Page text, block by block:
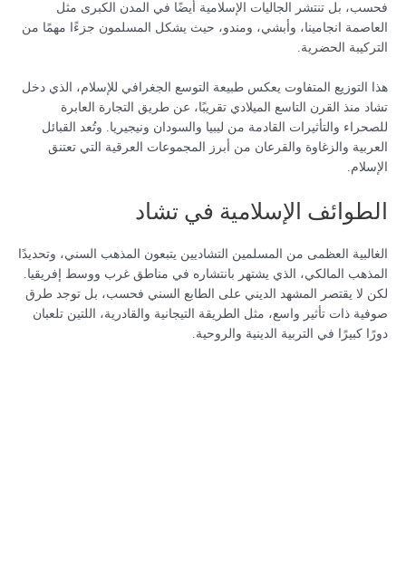
فحسب، بل تنتشر الجاليات الإسلامية أيضًا في المدن الكبرى مثل
العاصمة انجامينا، وأبشي، ومندو، حيث يشكل المسلمون جزءًا مهمًا من
التركيبة الحضرية.
هذا التوزيع المتفاوت يعكس طبيعة التوسع الجغرافي للإسلام، الذي دخل
تشاد منذ القرن التاسع الميلادي تقريبًا، عن طريق التجارة العابرة
للصحراء والتأثيرات القادمة من ليبيا والسودان ونيجيريا. وتُعد القبائل
العربية والزغاوة والقرعان من أبرز المجموعات العرقية التي تعتنق
الإسلام.
الطوائف الإسلامية في تشاد
الغالبية العظمى من المسلمين التشاديين يتبعون المذهب السني، وتحديدًا
المذهب المالكي، الذي يشتهر بانتشاره في مناطق غرب ووسط إفريقيا.
لكن لا يقتصر المشهد الديني على الطابع السني فحسب، بل توجد طرق
صوفية ذات تأثير واسع، مثل الطريقة التيجانية والقادرية، اللتين تلعبان
دورًا كبيرًا في التربية الدينية والروحية.